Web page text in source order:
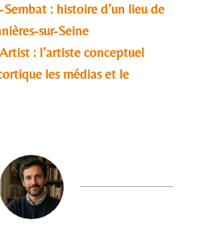
: histoire d’un lieu de
sur-Seine
: l’artiste conceptuel
les médias et le